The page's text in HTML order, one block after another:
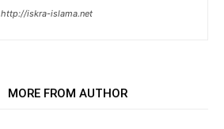
http://iskra-islama.net
MORE FROM AUTHOR